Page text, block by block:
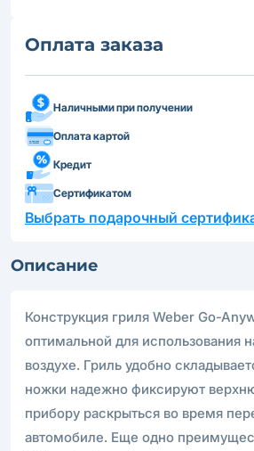
Оплата заказа
Наличными при получении
Оплата картой
Кредит
Сертификатом
Выбрать подарочный
Описание
Конструкция гриля Weber Go-
оптимальной для использования
воздухе. Гриль удобно
ножки надежно фиксируют
прибору раскрыться во время
автомобиле. Еще одно